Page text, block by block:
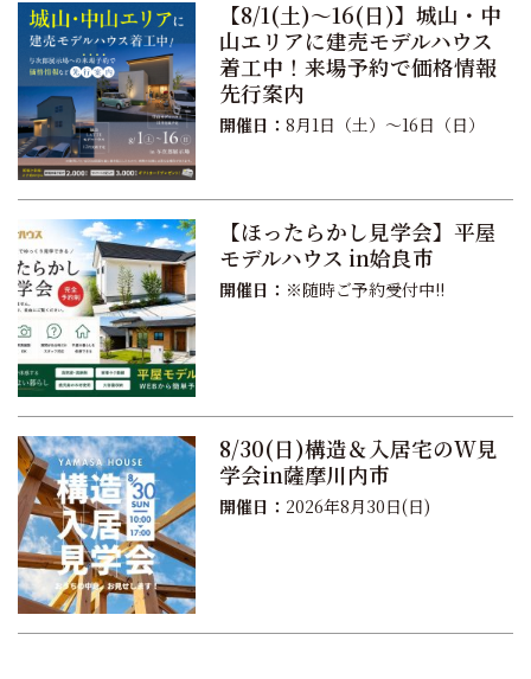
【8/1(土)〜16(日)】城山・中
山エリアに建売モデルハウス
着工中！来場予約で価格情報
先行案内
開催日： 8月1日（土）〜16日（日）
【ほったらかし見学会】平屋
モデルハウス in姶良市
開催日： ※随時ご予約受付中!!
8/30(日)構造＆入居宅のW見
学会in薩摩川内市
開催日： 2026年8月30日(日)